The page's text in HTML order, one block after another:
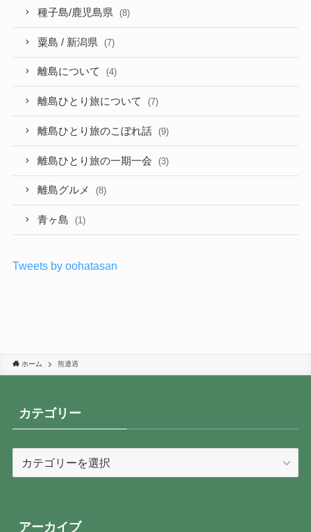
種子島/鹿児島県 (8)
粟島 / 新潟県 (7)
離島について (4)
離島ひとり旅について (7)
離島ひとり旅のこぼれ話 (9)
離島ひとり旅の一期一会 (3)
離島グルメ (8)
青ヶ島 (1)
Tweets by oohatasan
ホーム 熊遭遇
カテゴリー
ーアーカイブ